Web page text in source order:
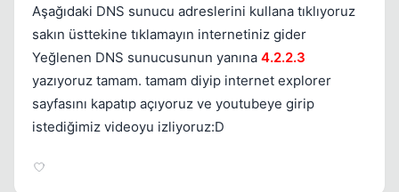
Aşağıdaki DNS sunucu adreslerini kullana tıklıyoruz
sakın üsttekine tıklamayın internetiniz gider
Yeğlenen DNS sunucusunun yanına 4.2.2.3
yazıyoruz tamam. tamam diyip internet explorer
sayfasını kapatıp açıyoruz ve youtubeye girip
istediğimiz videoyu izliyoruz:D